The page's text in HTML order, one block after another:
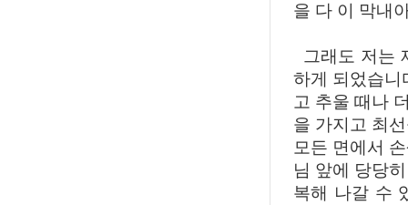
을 다 이 막내
그래도 저는
하게 되었습니
고 추울 때나
을 가지고 최
모든 면에서
님 앞에 당당
복해 나갈 수